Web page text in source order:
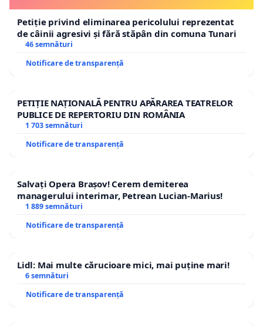
Petiție privind eliminarea pericolului reprezentat
de câinii agresivi și fără stăpân din comuna Tunari
46 semnături
Notificare de transparență
PETIȚIE NAȚIONALĂ PENTRU APĂRAREA TEATRELOR
PUBLICE DE REPERTORIU DIN ROMÂNIA
1 703 semnături
Notificare de transparență
Salvați Opera Brașov! Cerem demiterea
managerului interimar, Petrean Lucian-Marius!
1 889 semnături
Notificare de transparență
Lidl: Mai multe cărucioare mici, mai puține mari!
6 semnături
Notificare de transparență